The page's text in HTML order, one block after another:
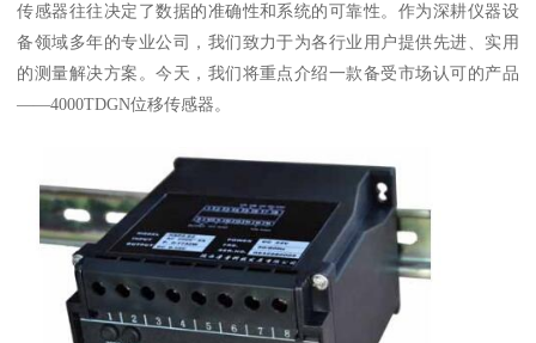
传感器往往决定了数据的准确性和系统的可靠性。作为深耕仪器设
备领域多年的专业公司，我们致力于为各行业用户提供先进、实用
的测量解决方案。今天，我们将重点介绍一款备受市场认可的产品
——4000TDGN位移传感器。